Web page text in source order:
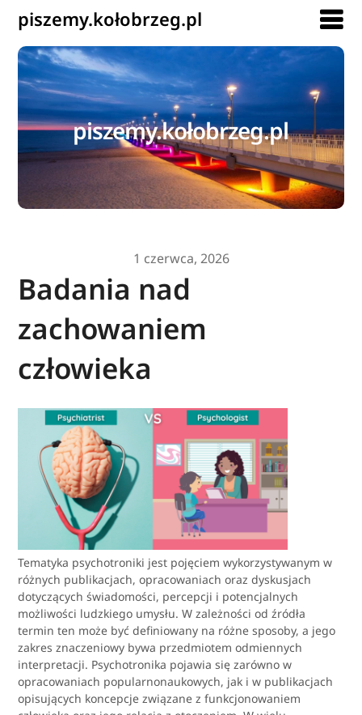
piszemy.kołobrzeg.pl
piszemy.kołobrzeg.pl
1 czerwca, 2026
Badania nad
zachowaniem
człowieka
Tematyka psychotroniki jest pojęciem wykorzystywanym w
różnych publikacjach, opracowaniach oraz dyskusjach
dotyczących świadomości, percepcji i potencjalnych
możliwości ludzkiego umysłu. W zależności od źródła
termin ten może być definiowany na różne sposoby, a jego
zakres znaczeniowy bywa przedmiotem odmiennych
interpretacji. Psychotronika pojawia się zarówno w
opracowaniach popularnonaukowych, jak i w publikacjach
opisujących koncepcje związane z funkcjonowaniem